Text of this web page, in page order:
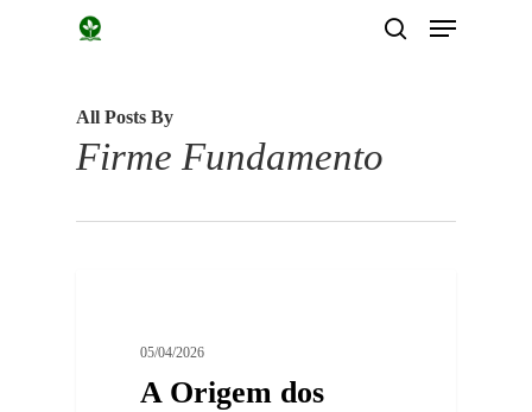
Menu
All Posts By
Firme Fundamento
05/04/2026
A Origem dos